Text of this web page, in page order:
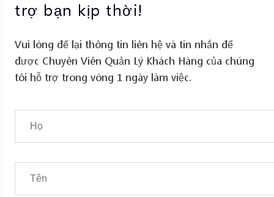
trợ bạn kịp thời!
Vui lòng để lại thông tin liên hệ và tin nhắn để
được Chuyên Viên Quản Lý Khách Hàng của chúng
tôi hỗ trợ trong vòng 1 ngày làm việc.